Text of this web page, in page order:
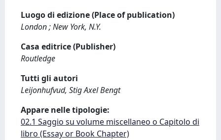
Luogo di edizione (Place of publication)
London ; New York, N.Y.
Casa editrice (Publisher)
Routledge
Tutti gli autori
Leijonhufvud, Stig Axel Bengt
Appare nelle tipologie:
02.1 Saggio su volume miscellaneo o Capitolo di
libro (Essay or Book Chapter)